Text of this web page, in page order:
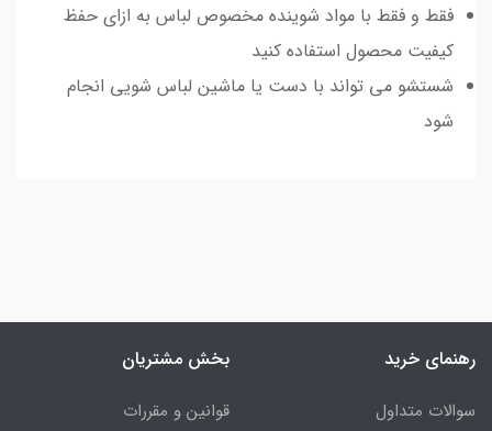
فقط و فقط با مواد شوینده مخصوص لباس به ازای حفظ
کیفیت محصول استفاده کنید
شستشو می تواند با دست یا ماشین لباس شویی انجام
شود
رهنمای خرید
سوالات متداول
بخش مشتریان
قوانین و مقررات